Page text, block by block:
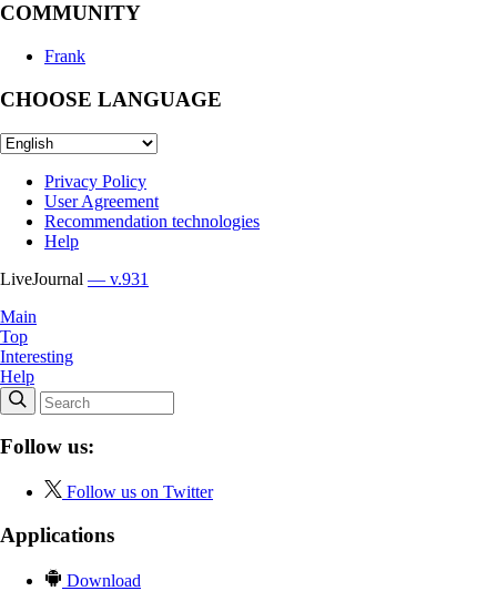
COMMUNITY
Frank
CHOOSE LANGUAGE
Privacy Policy
User Agreement
Recommendation technologies
Help
LiveJournal — v.931
Main
Top
Interesting
Help
Follow us:
Follow us on Twitter
Applications
Download